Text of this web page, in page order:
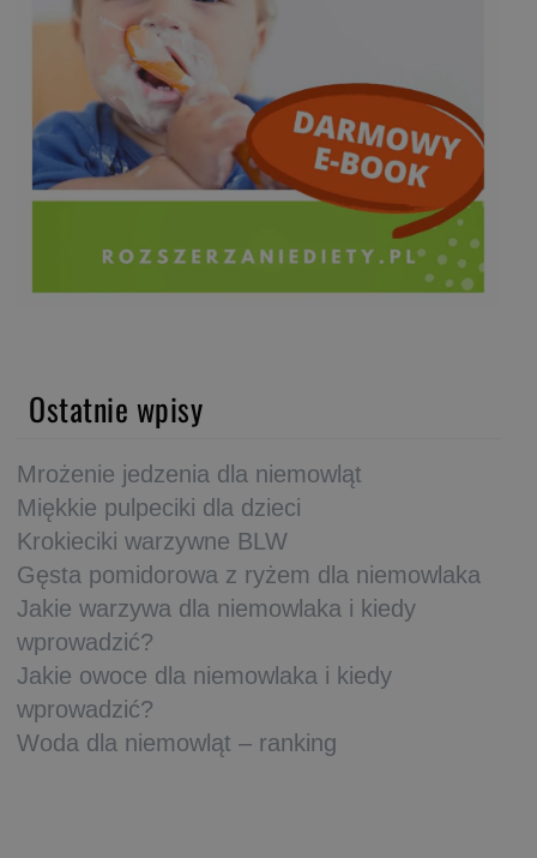
Ostatnie wpisy
Mrożenie jedzenia dla niemowląt
Miękkie pulpeciki dla dzieci
Krokieciki warzywne BLW
Gęsta pomidorowa z ryżem dla niemowlaka
Jakie warzywa dla niemowlaka i kiedy
wprowadzić?
Jakie owoce dla niemowlaka i kiedy
wprowadzić?
Woda dla niemowląt – ranking